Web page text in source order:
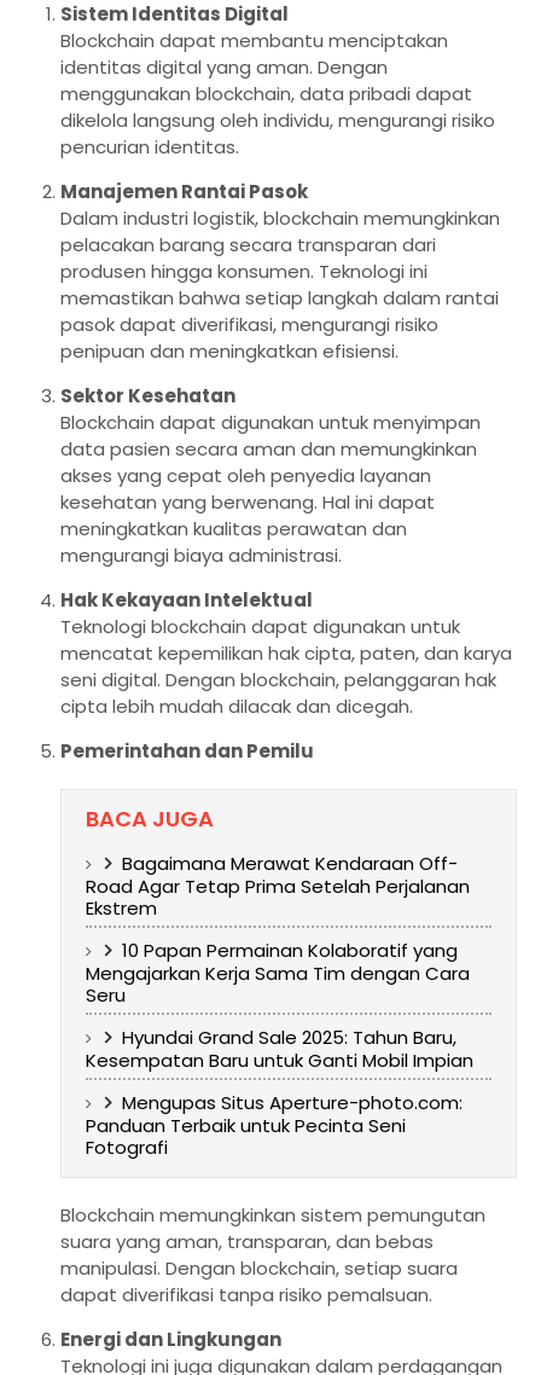
Sistem Identitas Digital
Blockchain dapat membantu menciptakan
identitas digital yang aman. Dengan
menggunakan blockchain, data pribadi dapat
dikelola langsung oleh individu, mengurangi risiko
pencurian identitas.
Manajemen Rantai Pasok
Dalam industri logistik, blockchain memungkinkan
pelacakan barang secara transparan dari
produsen hingga konsumen. Teknologi ini
memastikan bahwa setiap langkah dalam rantai
pasok dapat diverifikasi, mengurangi risiko
penipuan dan meningkatkan efisiensi.
Sektor Kesehatan
Blockchain dapat digunakan untuk menyimpan
data pasien secara aman dan memungkinkan
akses yang cepat oleh penyedia layanan
kesehatan yang berwenang. Hal ini dapat
meningkatkan kualitas perawatan dan
mengurangi biaya administrasi.
Hak Kekayaan Intelektual
Teknologi blockchain dapat digunakan untuk
mencatat kepemilikan hak cipta, paten, dan karya
seni digital. Dengan blockchain, pelanggaran hak
cipta lebih mudah dilacak dan dicegah.
Pemerintahan dan Pemilu
BACA JUGA
Bagaimana Merawat Kendaraan Off-
Road Agar Tetap Prima Setelah Perjalanan
Ekstrem
10 Papan Permainan Kolaboratif yang
Mengajarkan Kerja Sama Tim dengan Cara
Seru
Hyundai Grand Sale 2025: Tahun Baru,
Kesempatan Baru untuk Ganti Mobil Impian
Mengupas Situs Aperture-photo.com:
Panduan Terbaik untuk Pecinta Seni
Fotografi
Blockchain memungkinkan sistem pemungutan
suara yang aman, transparan, dan bebas
manipulasi. Dengan blockchain, setiap suara
dapat diverifikasi tanpa risiko pemalsuan.
Energi dan Lingkungan
Teknologi ini juga digunakan dalam perdagangan